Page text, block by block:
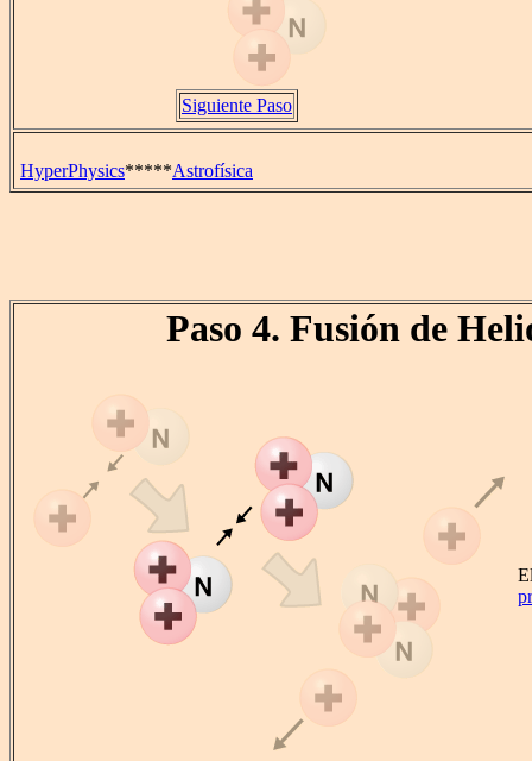
Siguiente Paso
HyperPhysics*****Astrofísica
Paso 4. Fusión de